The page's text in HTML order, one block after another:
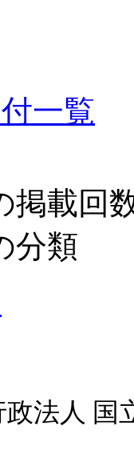
一覧
掲載回
分類
法人 国